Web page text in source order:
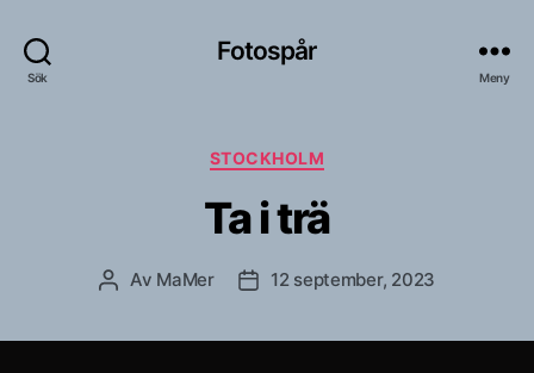
Sök
Fotospår
Meny
Kategorier
STOCKHOLM
Ta i trä
Inläggsförfattare
Av MaMer Inläggsdatum
12 september, 2023